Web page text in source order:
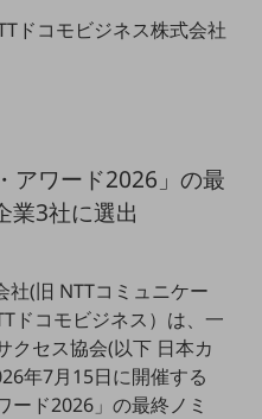
ドコモビジネス株式会社
アワード2026」の最
業3社に選出
社(旧 NTTコミュニケー
ドコモビジネス）は、一
クセス協会(以下 日本カ
年7月15日に開催する
ード2026」の最終ノミ